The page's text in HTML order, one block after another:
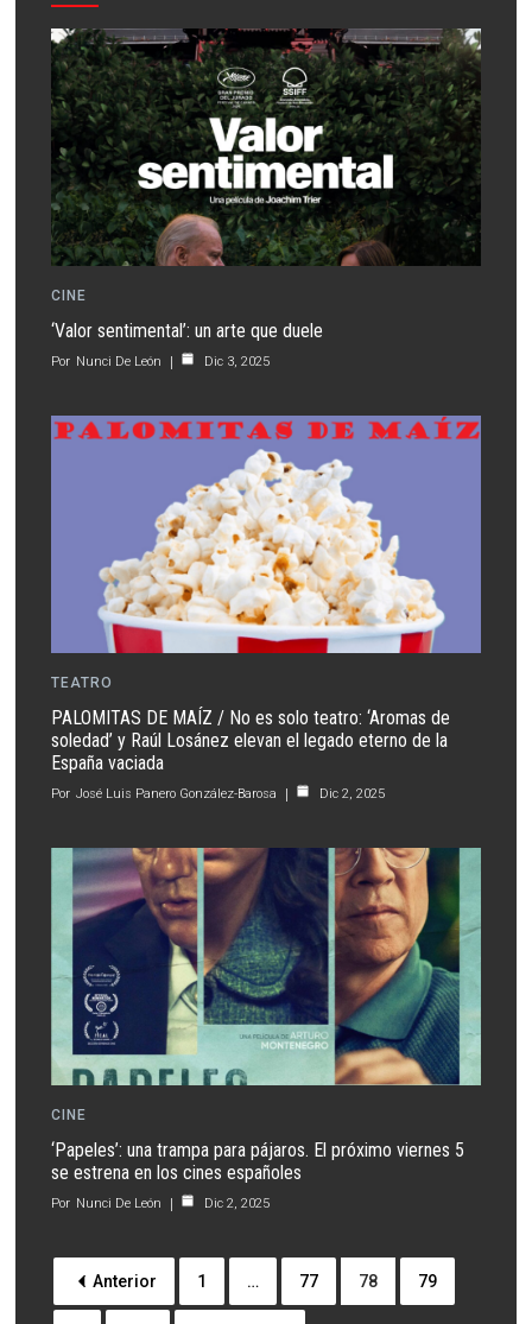
CINE
‘Valor sentimental’: un arte que duele
Por Nunci De León Dic 3, 2025
TEATRO
PALOMITAS DE MAÍZ / No es solo teatro: ‘Aromas de
soledad’ y Raúl Losánez elevan el legado eterno de la
España vaciada
Por José Luis Panero González-Barosa Dic 2, 2025
CINE
‘Papeles’: una trampa para pájaros. El próximo viernes 5
se estrena en los cines españoles
Por Nunci De León Dic 2, 2025
Anterior 1 … 77 78 79